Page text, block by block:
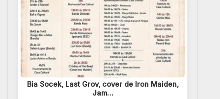
Bia Socek, Last Grov, cover de Iron Maiden,
Jam…